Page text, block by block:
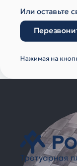
Или оставьте
Нажимая на